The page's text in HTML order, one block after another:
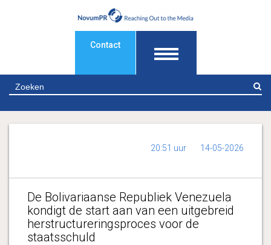
Contact
20:51 uur 14-05-2026
De Bolivariaanse Republiek Venezuela
kondigt de start aan van een uitgebreid
herstructureringsproces voor de
staatsschuld